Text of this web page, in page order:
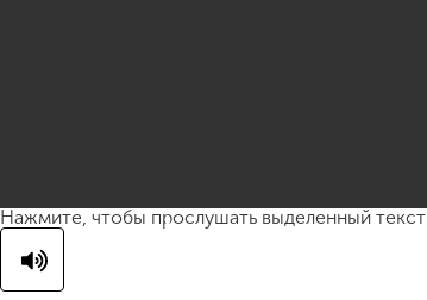
Нажмите, чтобы прослушать выделенный текст